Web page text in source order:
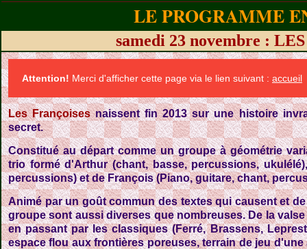
LE PROGRAMME
samedi 23 novembre :
Attention! Merci d'afficher cette page via le lien suivant : accueil
Les Françoisesnaissent fin 2013 sur une histoire
secret.
Constitué au départ comme un groupe à géométrie
trio formé d'Arthur (chant, basse, percussions,
percussions) et de François (Piano, guitare, chant,
Animé par un goût commun des textes qui causent et
groupe sont aussi diverses que nombreuses. De la
en passant par les classiques (Ferré, Brassens,
espace flou aux frontières poreuses, terrain de jeu